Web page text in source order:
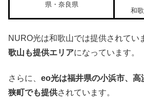
県・奈良県
和
NURO光は和歌山では提供されてい
歌山も提供エリアになっています。
さらに、 eo光は福井県の小浜市、高
狭町でも提供されています。